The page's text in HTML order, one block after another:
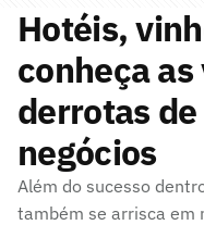
Hotéis,
conheça
derrotas
negócios
Além do sucesso
também se arrisca em